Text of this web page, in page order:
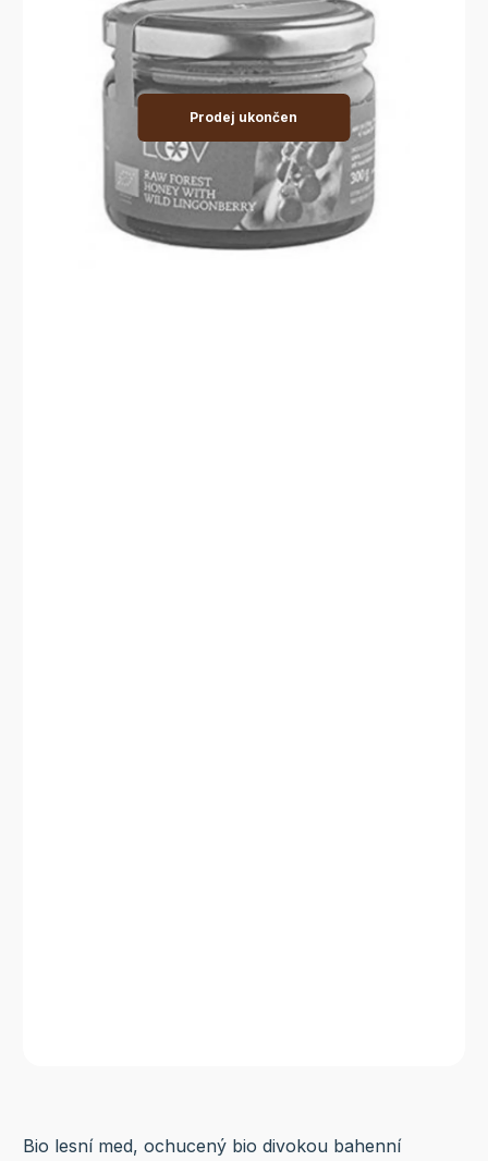
Prodej ukončen
Bio lesní med, ochucený bio divokou bahenní